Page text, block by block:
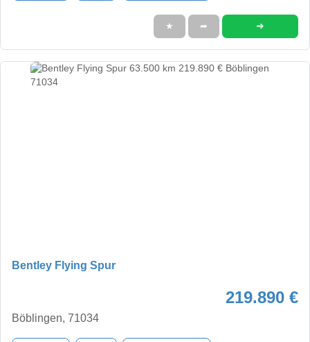
★ ➦ ➜
Bentley Flying Spur
219.890 €
Böblingen, 71034